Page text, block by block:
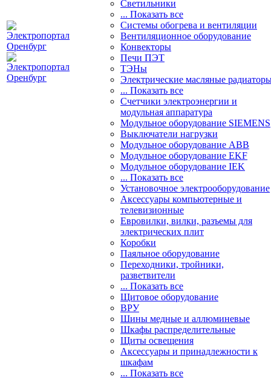
Светильники
... Показать все
Системы обогрева и вентиляции
Вентиляционное оборудование
Конвекторы
Печи ПЭТ
ТЭНы
Электрические масляные
... Показать все
Счетчики электроэнергии и
модульная аппаратура
Модульное оборудование SIEMENS
Выключатели нагрузки
Модульное оборудование ABB
Модульное оборудование EKF
Модульное оборудование IEK
... Показать все
Установочное электрооборудование
Аксессуары компьютерные и
телевизионные
Евровилки, вилки, разъемы для
электрических плит
Коробки
Паяльное оборудование
Переходники, тройники,
разветвители
... Показать все
Щитовое оборудование
ВРУ
Шины медные и аллюминевые
Шкафы распределительные
Щиты освещения
Аксессуары и принадлежности к
шкафам
... Показать все